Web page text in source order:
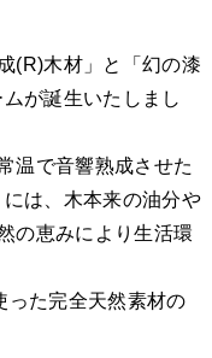
(R)木材」と「幻の漆
が誕生いたしまし
温で音響熟成させた
は、木本来の油分や
の恵みにより生活環
った完全天然素材の